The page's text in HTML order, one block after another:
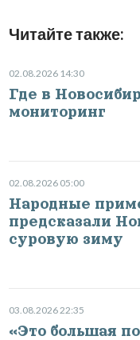
Читайте также:
02.08.2026 14:30
Где в
мониторинг
02.08.2026 05:00
Народные
предсказали
суровую зиму
03.08.2026 22:35
«Это большая